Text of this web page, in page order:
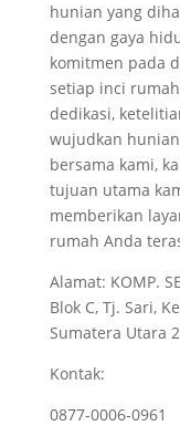
hunian yang
dengan gaya
komitmen pada
setiap inci
dedikasi,
wujudkan
bersama kami,
tujuan utama
memberikan
rumah Anda
Alamat: KOMP.
Blok C, Tj. Sari,
Sumatera Utara
Kontak:
0877-0006-0961